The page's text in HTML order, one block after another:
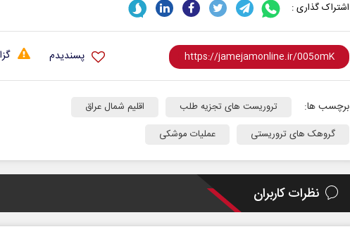
اشتراک گذاری :
پسندیدم
برچسب ها: تروریست های تجزیه طلب
اقلیم شمال عراق
گروهک های تروریستی
عملیات موشکی
نظرات کاربران